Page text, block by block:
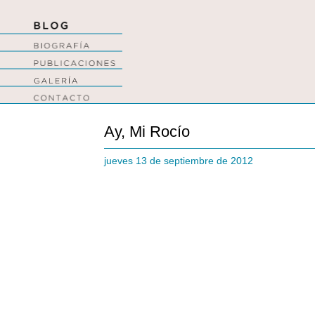
Ay, Mi Rocío
jueves 13 de septiembre de 2012